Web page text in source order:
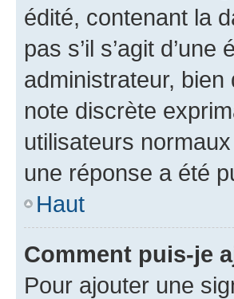
édité, contenant la
pas s’il s’agit
administrateur, bien
note discrète
utilisateurs
une réponse a été
Haut
Comment puis-je
Pour ajouter une